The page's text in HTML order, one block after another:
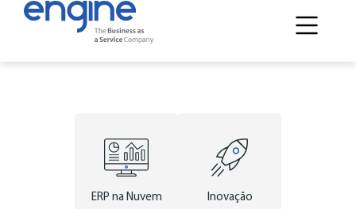
ERP na Nuvem Inovação